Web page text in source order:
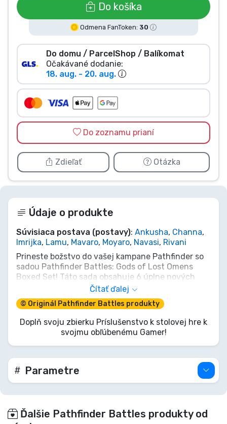
Do košíka
Odmena FanToken: 30
Do domu / ParcelShop / Balíkomat
Očakávané dodanie:
18. aug. - 20. aug.
Do zoznamu prianí
Zdieľať Otázka
Údaje o produkte
Súvisiaca postava (postavy): Ankusha, Channa,
Imrijka, Lamu, Mavaro, Moyaro, Navasi, Rivani
Prineste božstvo do vašej kampane Pathfinder so
sadou Pathfinder Battles: Gods of Lost Omens
Boxed Set! Táto sada obsahuje 6 úplne nových
miniatúr predstavujúcich kolekciu bohov z kníh
zdrojov Lost Omens pre Pathfinder.
Bohovia zahrnutí v tejto sade:
- Calistria
- Desna
- Gorum
Čítať ďalej
© Originál Pathfinder Battles produkty
Doplň svoju zbierku Príslušenstvo k stolovej hre k
svojmu obľúbenému Gamer!
Parametre
Ďalšie Pathfinder Battles produkty od